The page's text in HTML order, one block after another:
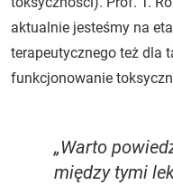
aktualnie jesteśmy na
terapeutycznego też dla
funkcjonowanie
„Warto
między tymi